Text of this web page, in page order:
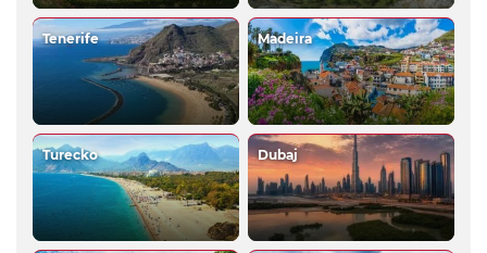
Tenerife Madeira
Turecko Dubaj